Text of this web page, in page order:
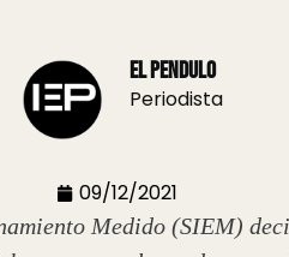
El Pendulo
Periodista
09/12/2021
Medido (SIEM)